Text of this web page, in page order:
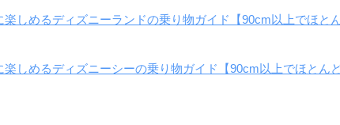
しめるディズニーランドの乗り物ガイド【90cm以上でほと
しめるディズニーシーの乗り物ガイド【90cm以上でほとん